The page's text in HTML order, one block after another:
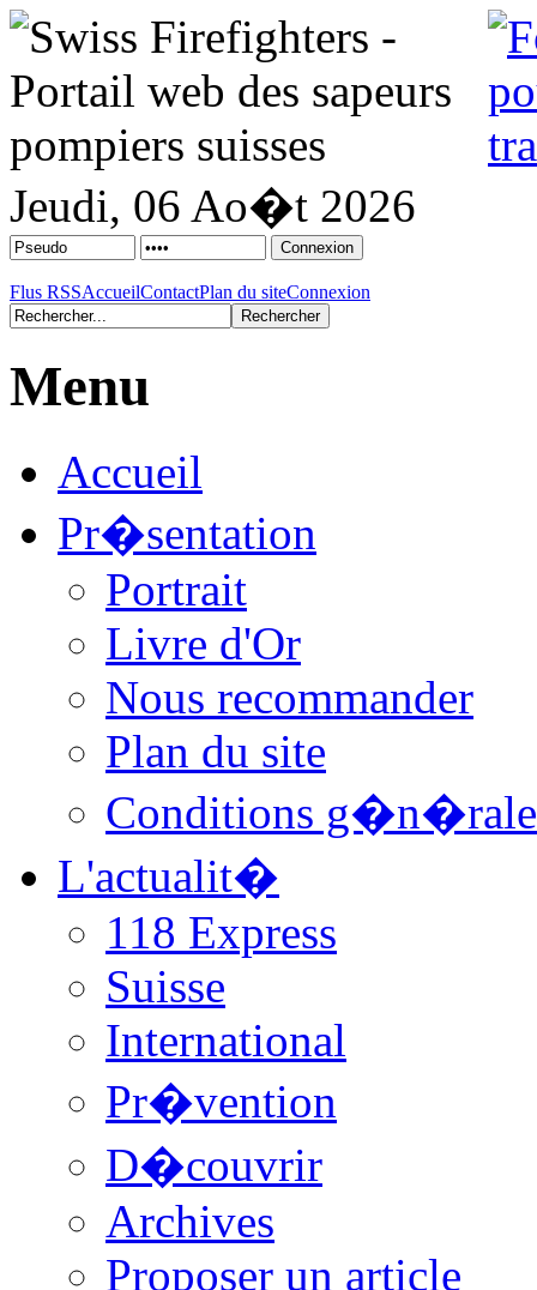
Jeudi, 06 Ao�t 2026
Flus RSSAccueilContactPlan du siteConnexion
Menu
Accueil
Pr�sentation
Portrait
Livre d'Or
Nous recommander
Plan du site
Conditions
L'actualit�
118 Express
Suisse
International
Pr�vention
D�couvrir
Archives
Proposer un article